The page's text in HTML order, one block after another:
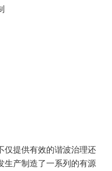
仅提供有效的谐波治理还
生产制造了一系列的有源